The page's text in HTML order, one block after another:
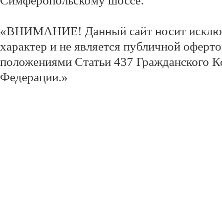
«ВНИМАНИЕ! Данный сайт носит
характер и не является публичной
положениями Статьи 437 Гражданского
Федерации.»